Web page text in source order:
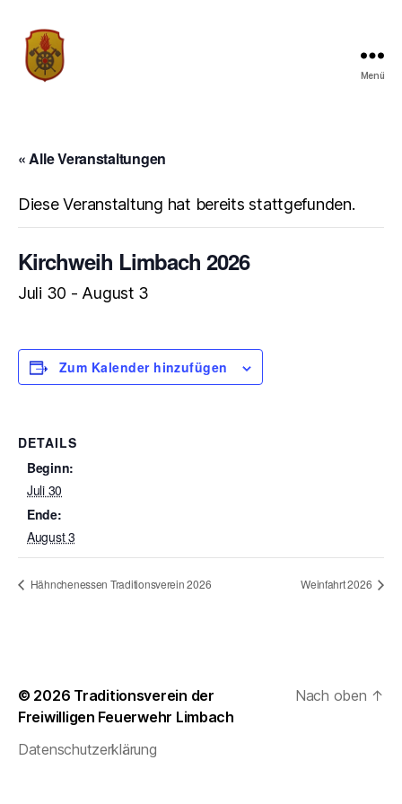
Feuerwehr
Limbach
Menü
« Alle Veranstaltungen
Diese Veranstaltung hat bereits stattgefunden.
Kirchweih Limbach 2026
Juli 30 - August 3
Zum Kalender hinzufügen
DETAILS
Beginn:
Juli 30
Ende:
August 3
Hähnchenessen Traditionsverein 2026 Weinfahrt 2026
© 2026 Traditionsverein der
Freiwilligen Feuerwehr Limbach
Datenschutzerklärung
Nach oben ↑